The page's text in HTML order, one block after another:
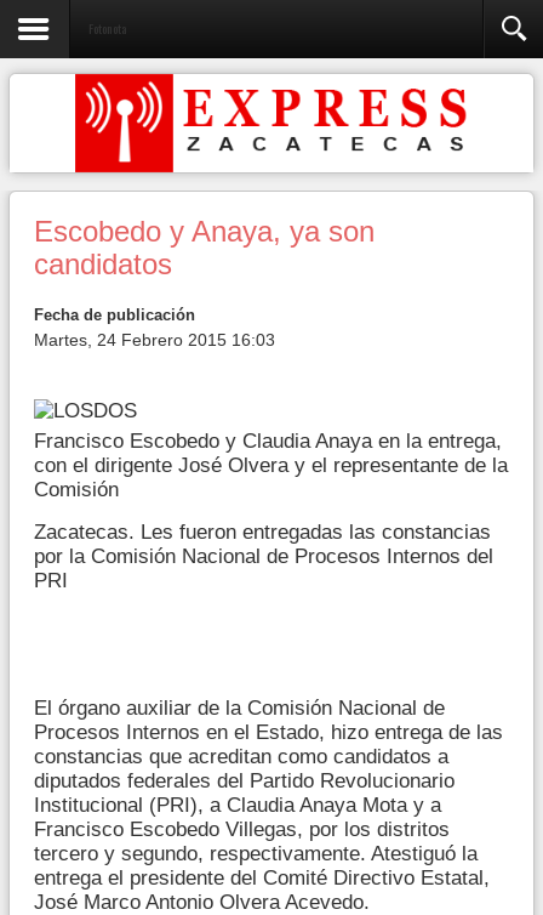
Fotonota
Escobedo y Anaya, ya son
candidatos
Fecha de publicación
Martes, 24 Febrero 2015 16:03
Francisco Escobedo y Claudia Anaya en la entrega,
con el dirigente José Olvera y el representante de la
Comisión
Zacatecas. Les fueron entregadas las constancias
por la Comisión Nacional de Procesos Internos del
PRI
El órgano auxiliar de la Comisión Nacional de
Procesos Internos en el Estado, hizo entrega de las
constancias que acreditan como candidatos a
diputados federales del Partido Revolucionario
Institucional (PRI), a Claudia Anaya Mota y a
Francisco Escobedo Villegas, por los distritos
tercero y segundo, respectivamente. Atestiguó la
entrega el presidente del Comité Directivo Estatal,
José Marco Antonio Olvera Acevedo.